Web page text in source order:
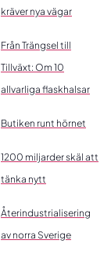
kräver nya vägar
Från Trängsel till
Tillväxt: Om 10
allvarliga flaskhalsar
Butiken runt hörnet
1200 miljarder skäl att
tänka nytt
Återindustrialisering
av norra Sverige